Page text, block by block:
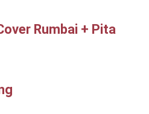
Rumbai + Pita